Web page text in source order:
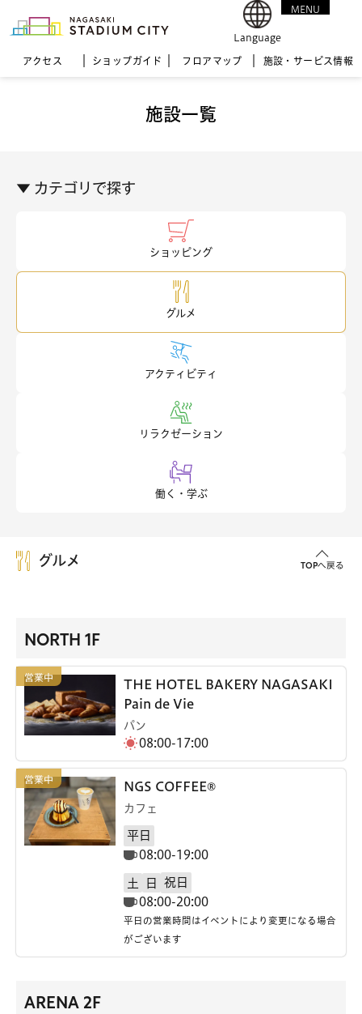
アクセス ショップガイド フロア マップ 施設・サービス情報
Language
MENU
施設一覧
▼ カテゴリで探す
ショッピング
グルメ
アクティビティ
リラクゼーション
働く・学ぶ
グルメ TOPへ戻る
NORTH 1F
THE HOTEL BAKERY NAGASAKI
Pain de Vie
パン
08:00-17:00
NGS COFFEE®
カフェ
平日
08:00-19:00
土 日
祝日
08:00-20:00
平日の営業時間はイベントにより変更になる場合
がございます
ARENA 2F